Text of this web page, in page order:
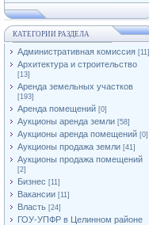
КАТЕГОРИИ РАЗДЕЛА
Административная комиссия [11]
Архитектура и строительство
[13]
Аренда земельных участков
[193]
Аренда помещений [0]
Аукционы аренда земли [58]
Аукционы аренда помещений [0]
Аукционы продажа земли [41]
Аукционы продажа помещений
[2]
Бизнес [11]
Вакансии [11]
Власть [24]
ГОУ-УПФР в Целинном районе